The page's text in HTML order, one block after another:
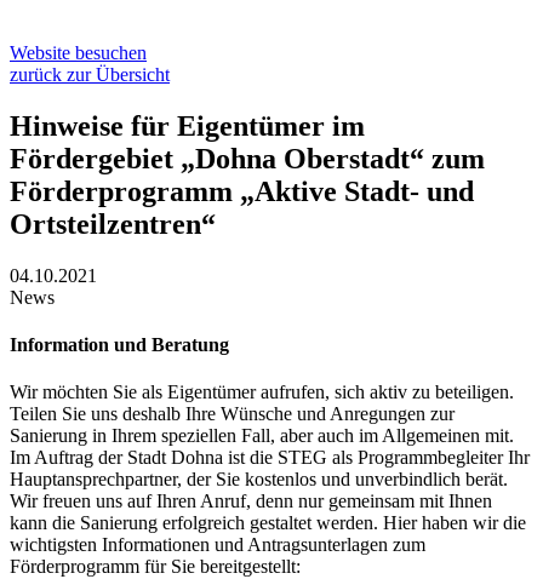
Website besuchen
zurück zur Übersicht
Hinweise für Eigentümer im
Fördergebiet „Dohna Oberstadt“ zum
Förderprogramm „Aktive Stadt- und
Ortsteilzentren“
04.10.2021
News
Information und Beratung
Wir möchten Sie als Eigentümer aufrufen, sich aktiv zu beteiligen.
Teilen Sie uns deshalb Ihre Wünsche und Anregungen zur
Sanierung in Ihrem speziellen Fall, aber auch im Allgemeinen mit.
Im Auftrag der Stadt Dohna ist die STEG als Programmbegleiter Ihr
Hauptansprechpartner, der Sie kostenlos und unverbindlich berät.
Wir freuen uns auf Ihren Anruf, denn nur gemeinsam mit Ihnen
kann die Sanierung erfolgreich gestaltet werden. Hier haben wir die
wichtigsten Informationen und Antragsunterlagen zum
Förderprogramm für Sie bereitgestellt: